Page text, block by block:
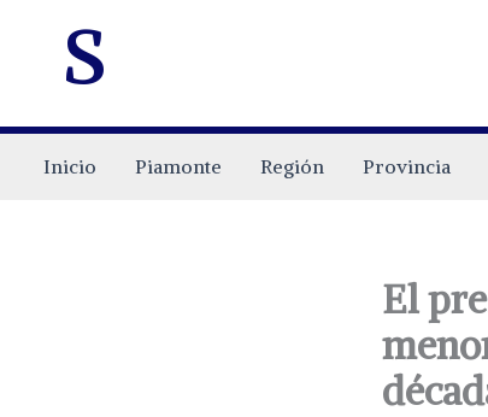
s
Inicio Piamonte Región Provincia
El